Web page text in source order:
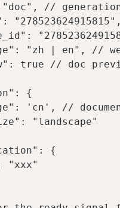
//
"zh | en", //
true // doc
{
'cn', //
"landscape"
{
"xxx"